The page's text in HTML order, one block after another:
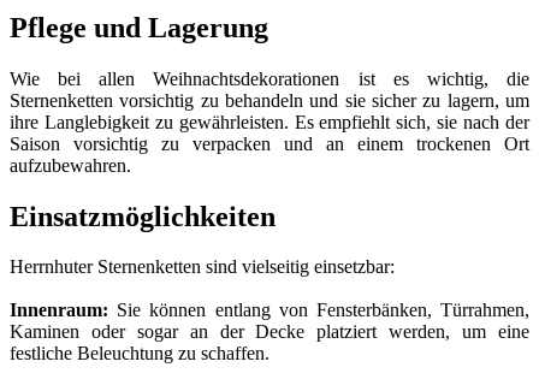
Pflege und Lagerung
Wie bei allen Weihnachtsdekorationen ist es wichtig, die
Sternenketten vorsichtig zu behandeln und sie sicher zu lagern, um
ihre Langlebigkeit zu gewährleisten. Es empfiehlt sich, sie nach der
Saison vorsichtig zu verpacken und an einem trockenen Ort
aufzubewahren.
Einsatzmöglichkeiten
Herrnhuter Sternenketten sind vielseitig einsetzbar:
Innenraum: Sie können entlang von Fensterbänken, Türrahmen,
Kaminen oder sogar an der Decke platziert werden, um eine
festliche Beleuchtung zu schaffen.